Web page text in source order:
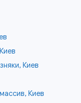
Киев
Киев